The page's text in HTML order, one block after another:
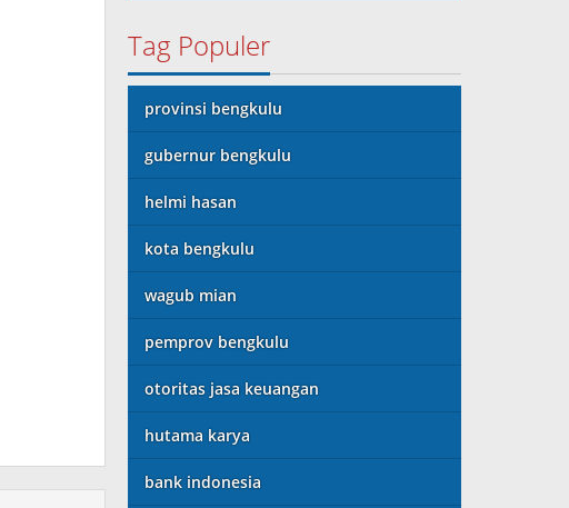
Tag Populer
provinsi bengkulu
gubernur bengkulu
helmi hasan
kota bengkulu
wagub mian
pemprov bengkulu
otoritas jasa keuangan
hutama karya
bank indonesia